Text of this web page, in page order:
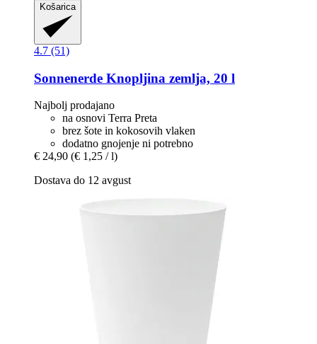
Košarica
4.7 (51)
Sonnenerde Knopljina zemlja, 20 l
Najbolj prodajano
na osnovi Terra Preta
brez šote in kokosovih vlaken
dodatno gnojenje ni potrebno
€ 24,90 (€ 1,25 / l)
Dostava do 12 avgust